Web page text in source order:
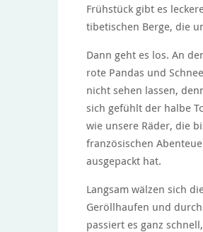
Frühstück gibt es
tibetischen Berge, die
Dann geht es los. An
rote Pandas und
nicht sehen lassen,
sich gefühlt der halbe
wie unsere Räder, die
französischen
ausgepackt hat.
Langsam wälzen sich
Geröllhaufen und
passiert es ganz